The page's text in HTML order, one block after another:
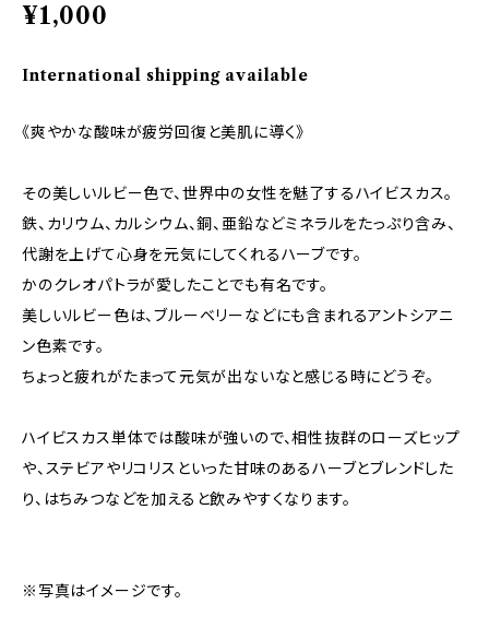
¥1,000
International shipping available
《爽やかな酸味が疲労回復と美肌に導く》
その美しいルビー色で、世界中の女性を魅了するハイビスカス。
鉄、カリウム、カルシウム、銅、亜鉛などミネラルをたっぷり含み、
代謝を上げて心身を元気にしてくれるハーブです。
かのクレオパトラが愛したことでも有名です。
美しいルビー色は、ブルーベリーなどにも含まれるアントシアニ
ン色素です。
ちょっと疲れがたまって元気が出ないなと感じる時にどうぞ。
ハイビスカス単体では酸味が強いので、相性抜群のローズヒップ
や、ステビアやリコリスといった甘味のあるハーブとブレンドした
り、はちみつなどを加えると飲みやすくなります。
※写真はイメージです。